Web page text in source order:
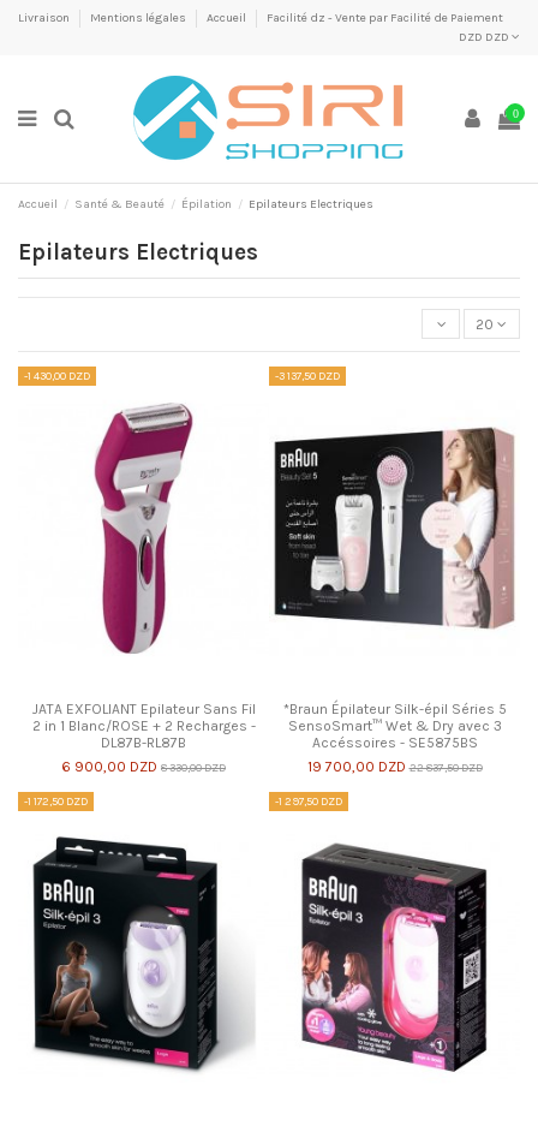
Livraison Mentions légales Accueil
Facilité dz - Vente par Facilité de Paiement
DZD DZD
0
Accueil Santé & Beauté Épilation Epilateurs Electriques
Epilateurs Electriques
20
-1 430,00 DZD
JATA EXFOLIANT Epilateur Sans Fil
2 in 1 Blanc/ROSE + 2 Recharges -
DL87B-RL87B
6 900,00 DZD 8 330,00 DZD
-3 137,50 DZD
*Braun Épilateur Silk-épil Séries 5
SensoSmart™ Wet & Dry avec 3
Accéssoires - SE5875BS
19 700,00 DZD 22 837,50 DZD
-1 172,50 DZD -1 297,50 DZD